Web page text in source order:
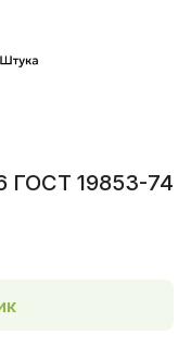
ГОСТ 19853-74